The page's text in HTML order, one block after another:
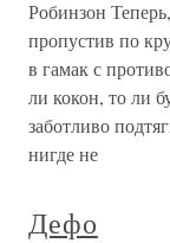
Робинзон
пропустив по
в гамак с
ли кокон, то ли
заботливо
нигде не
Дефо